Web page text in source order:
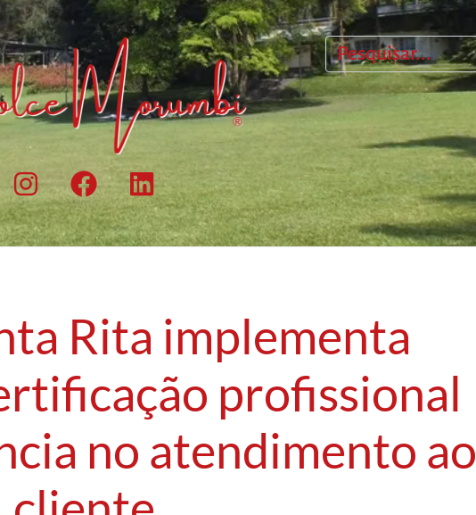
Rita implementa
profissional
no atendimento ao